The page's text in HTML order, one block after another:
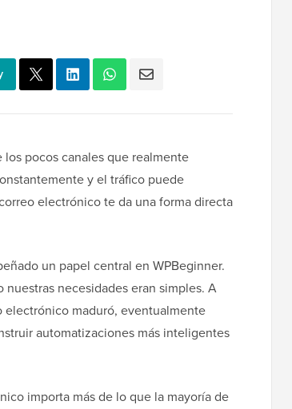
pocos canales que realmente
y el tráfico puede
electrónico te da una forma directa
un papel central en WPBeginner.
necesidades eran simples. A
maduró, eventualmente
automatizaciones más inteligentes
importa más de lo que la mayoría de